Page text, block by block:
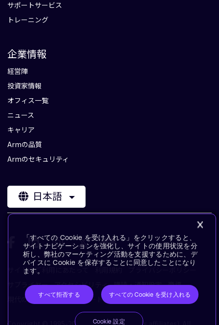
サポートサービス
トレーニング
企業情報
経営陣
投資家情報
オフィス一覧
ニュース
キャリア
Armの品質
Armのセキュリティ
日本語
サイトのご利用にあたって 利用規約
プライバシーポリシー
サプライヤー アクセシビリティ 購読・通知設定 商標
現代の奴隷制に対するステートメント 用語集
「すべての Cookie を受け入れる」をクリックすると、
サイトナビゲーションを強化し、サイトの使用状況を分
析し、弊社のマーケティング活動を支援するために、デ
バイスに Cookie を保存することに同意したことになり
ます。
すべて拒否する すべての Cookie を受け入れる
Cookie 設定